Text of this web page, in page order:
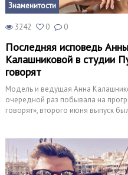
Знаменитости
3242 0 0
Последняя исповедь Анны
Калашниковой в студии
говорят
Модель и ведущая Анна
очередной раз побывала на
говорят», второго июня выпуск